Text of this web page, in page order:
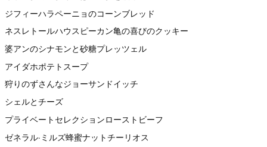
ジフィーハラペーニョのコーンブレッド
ネスレトールハウスピーカン亀の喜びのクッキー
婆アンのシナモンと砂糖プレッツェル
アイダホポテトスープ
狩りのずさんなジョーサンドイッチ
シェルとチーズ
プライベートセレクションローストビーフ
ゼネラル·ミルズ蜂蜜ナットチーリオス